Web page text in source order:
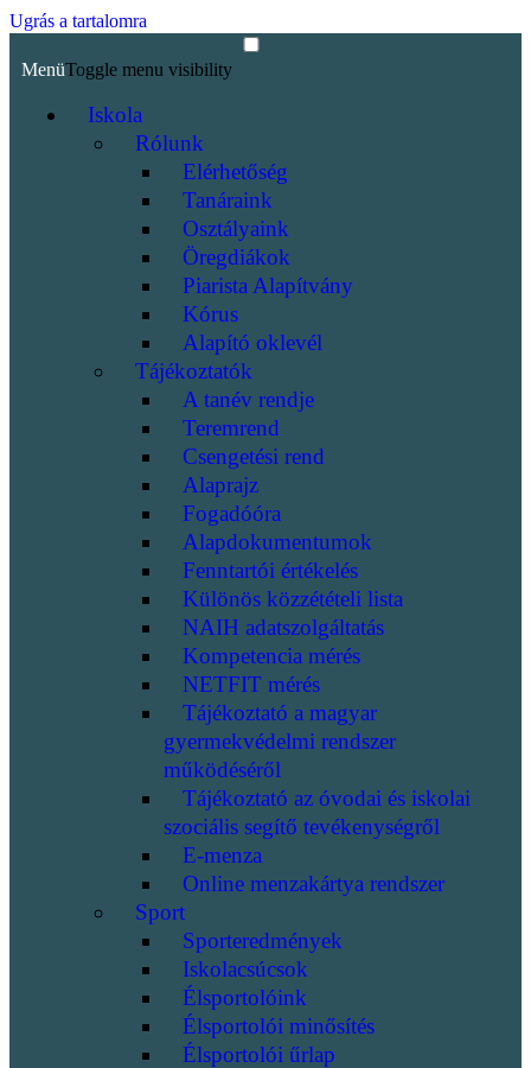
Ugrás a tartalomra
MenüToggle menu visibility
Iskola
Rólunk
Elérhetőség
Tanáraink
Osztályaink
Öregdiákok
Piarista Alapítvány
Kórus
Alapító oklevél
Tájékoztatók
A tanév rendje
Teremrend
Csengetési rend
Alaprajz
Fogadóóra
Alapdokumentumok
Fenntartói értékelés
Különös közzétételi lista
NAIH adatszolgáltatás
Kompetencia mérés
NETFIT mérés
Tájékoztató a magyar
gyermekvédelmi rendszer
működéséről
Tájékoztató az óvodai és iskolai
szociális segítő tevékenységről
E-menza
Online menzakártya rendszer
Sport
Sporteredmények
Iskolacsúcsok
Élsportolóink
Élsportolói minősítés
Élsportolói űrlap